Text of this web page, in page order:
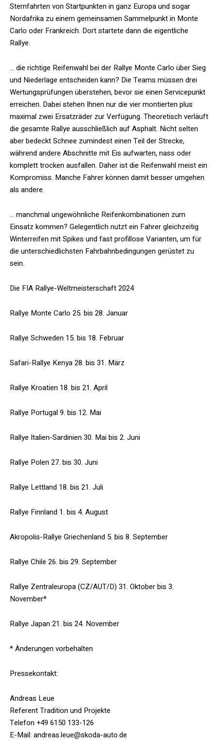
Sternfahrten von Startpunkten in ganz Europa und sogar
Nordafrika zu einem gemeinsamen Sammelpunkt in Monte
Carlo oder Frankreich. Dort startete dann die eigentliche
Rallye.
… die richtige Reifenwahl bei der Rallye Monte Carlo über Sieg
und Niederlage entscheiden kann? Die Teams müssen drei
Wertungsprüfungen überstehen, bevor sie einen Servicepunkt
erreichen. Dabei stehen Ihnen nur die vier montierten plus
maximal zwei Ersatzräder zur Verfügung. Theoretisch verläuft
die gesamte Rallye ausschließlich auf Asphalt. Nicht selten
aber bedeckt Schnee zumindest einen Teil der Strecke,
während andere Abschnitte mit Eis aufwarten, nass oder
komplett trocken ausfallen. Daher ist die Reifenwahl meist ein
Kompromiss. Manche Fahrer können damit besser umgehen
als andere.
… manchmal ungewöhnliche Reifenkombinationen zum
Einsatz kommen? Gelegentlich nutzt ein Fahrer gleichzeitig
Winterreifen mit Spikes und fast profillose Varianten, um für
die unterschiedlichsten Fahrbahnbedingungen gerüstet zu
sein.
Die FIA Rallye-Weltmeisterschaft 2024
Rallye Monte Carlo 25. bis 28. Januar
Rallye Schweden 15. bis 18. Februar
Safari-Rallye Kenya 28. bis 31. März
Rallye Kroatien 18. bis 21. April
Rallye Portugal 9. bis 12. Mai
Rallye Italien-Sardinien 30. Mai bis 2. Juni
Rallye Polen 27. bis 30. Juni
Rallye Lettland 18. bis 21. Juli
Rallye Finnland 1. bis 4. August
Akropolis-Rallye Griechenland 5. bis 8. September
Rallye Chile 26. bis 29. September
Rallye Zentraleuropa (CZ/AUT/D) 31. Oktober bis 3.
November*
Rallye Japan 21. bis 24. November
* Änderungen vorbehalten
Pressekontakt:
Andreas Leue
Referent Tradition und Projekte
Telefon +49 6150 133-126
E-Mail: andreas.leue@skoda-auto.de